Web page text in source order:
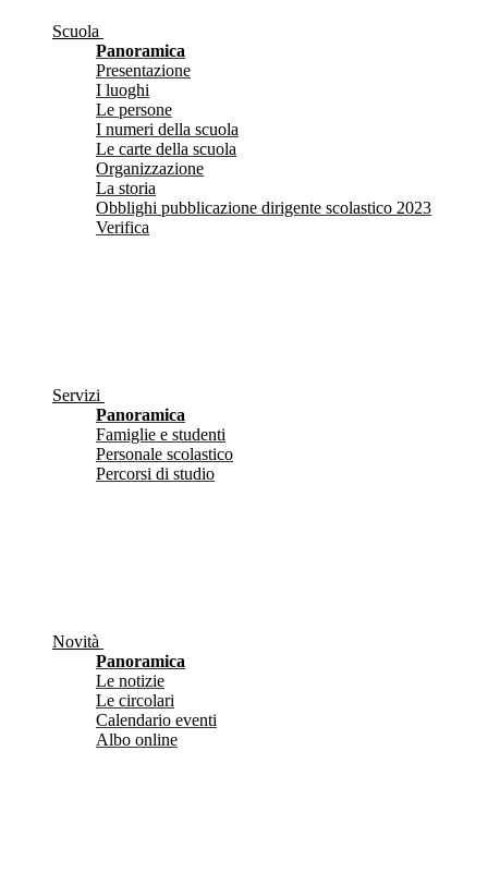
Scuola
Panoramica
Presentazione
I luoghi
Le persone
I numeri della scuola
Le carte della scuola
Organizzazione
La storia
Obblighi pubblicazione dirigente scolastico 2023
Verifica
Servizi
Panoramica
Famiglie e studenti
Personale scolastico
Percorsi di studio
Novità
Panoramica
Le notizie
Le circolari
Calendario eventi
Albo online